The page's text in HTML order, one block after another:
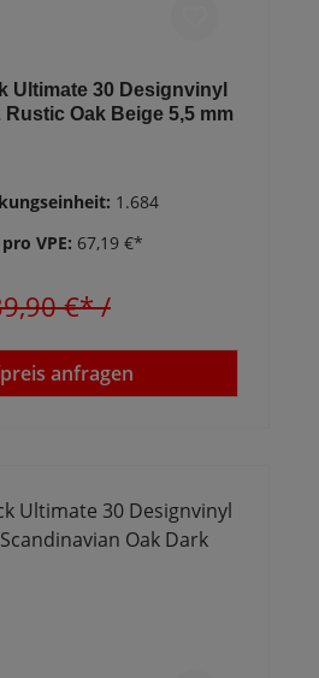
Ultimate 30 Designvinyl
Rustic Oak Beige 5,5 mm
1.684
VPE: 67,19 €*
€*/
anfragen